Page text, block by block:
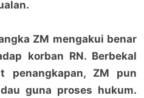
ZM mengakui benar
korban RN. Berbekal
penangkapan, ZM pun
guna proses hukum.